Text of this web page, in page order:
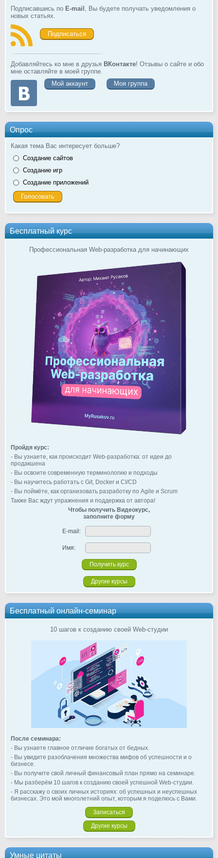
Подписавшись по E-mail
, Вы будете получать уведомления о
новых статьях.
Подписаться
Добавляйтесь ко мне в друзья ВКонтакте! Отзывы о сайте и обо
мне оставляйте в моей группе.
Мой аккаунт
Моя группа
Опрос
Какая тема Вас интересует больше?
Создание сайтов
Создание игр
Создание приложений
Бесплатный курс
Профессиональная Web-разработка для начинающих
Пройдя курс:
- Вы узнаете, как происходит Web-разработка: от идеи до
продакшена
- Вы освоите современную терминологию и подходы
- Вы научитесь работать с Git, Docker и CI/CD
- Вы поймёте, как организовать разработку по Agile и Scrum
Также Вас ждут упражнения и поддержка от автора!
Чтобы получить Видеокурс,
заполните форму
E-mail:
Имя:
Другие курсы
Бесплатный онлайн-семинар
10 шагов к созданию своей Web-студии
После семинара:
- Вы узнаете главное отличие богатых от бедных.
- Вы увидите разоблачения множества мифов об успешности и о
бизнесе.
- Вы получите свой личный финансовый план прямо на семинаре.
- Мы разберём 10 шагов к созданию своей успешной Web-студии.
- Я расскажу о своих личных историях: об успешных и неуспешных
бизнесах. Это мой многолетний опыт, которым я поделюсь с Вами.
Записаться
Другие курсы
Умные цитаты